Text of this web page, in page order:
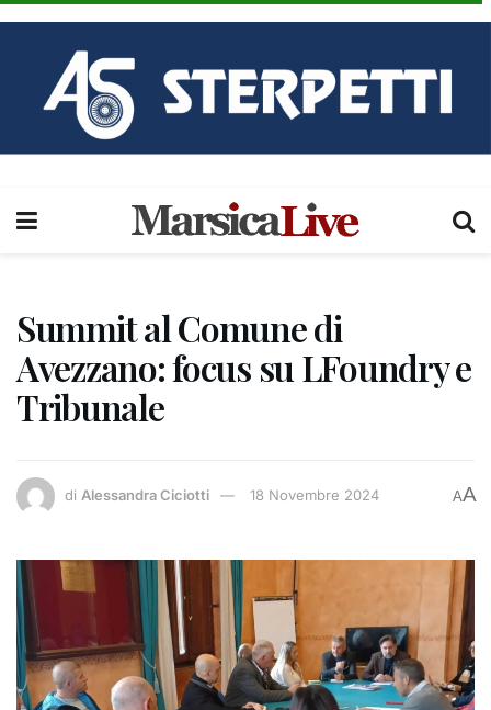
Summit al Comune di
Avezzano: focus su LFoundry e
Tribunale
di Alessandra Ciciotti 18 Novembre 2024 AA